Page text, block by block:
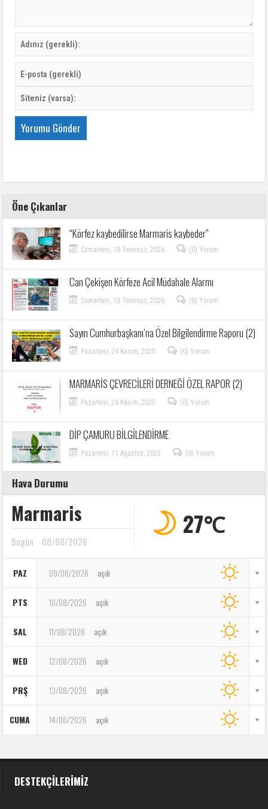
Öne Çıkanlar
“Körfez kaybedilirse Marmaris kaybeder”
Cumartesi, 18 Temmuz, 2026 (0) Yorum
Can Çekişen Körfeze Acil Müdahale Alarmı
Cumartesi, 18 Temmuz, 2026 (0) Yorum
Sayın Cumhurbaşkanı’na Özel Bilgilendirme Raporu (2)
Pazartesi, 24 Kasım, 2025 (0) Yorum
MARMARİS ÇEVRECİLERİ DERNEĞİ ÖZEL RAPOR (2)
Pazartesi, 24 Kasım, 2025 (0) Yorum
DİP ÇAMURU BİLGİLENDİRME
Pazartesi, 11 Ağustos, 2025 (0) Yorum
Hava Durumu
Marmaris
Bugün 08/08/2026
27℃
PAZ 09/08/2026 açık
PTS 10/08/2026 açık
SAL 11/08/2026 açık
WED 12/08/2026 açık
PRŞ 13/08/2026 açık
CUMA 14/08/2026 açık
DESTEKÇILERIMIZ